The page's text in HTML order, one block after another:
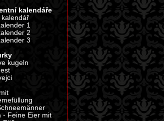
kalendáře
1
2
3
kugeln
- Feine Eier mit